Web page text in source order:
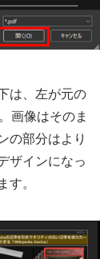
は、左が元の
画像はそのま
の部分はより
ザインになっ
。